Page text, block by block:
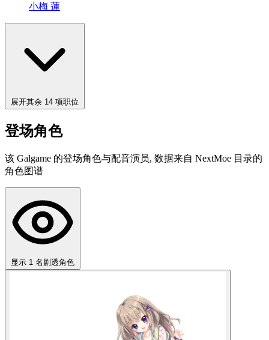
小梅 蓮
展开其余 14 项职位
登场角色
该 Galgame 的登场角色与配音演员, 数据来自 NextMoe 目录的
角色图谱
显示 1 名剧透角色